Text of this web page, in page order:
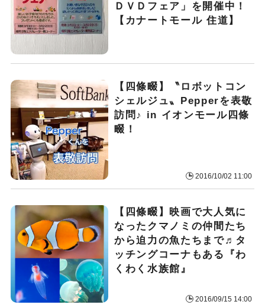
ＤＶＤフェア」を開催中！
【カナートモール 住道】
【四條畷】〝ロボットコン
シェルジュ〟Pepperを表敬
訪問♪ in イオンモール四條
畷！
2016/10/02 11:00
【四條畷】映画で大人気に
なったクマノミの仲間たち
から迫力の魚たちまで♬タ
ッチングコーナもある『わ
くわく水族館』
2016/09/15 14:00